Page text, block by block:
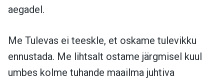
aegadel.
Me Tulevas ei teeskle, et oskame tulevikku
ennustada. Me lihtsalt ostame järgmisel kuul
umbes kolme tuhande maailma juhtiva